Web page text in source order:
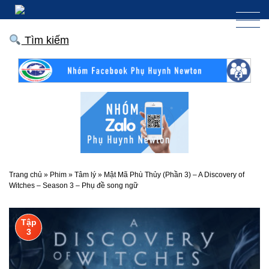
Tìm kiếm
Trang chủ » Phim » Tâm lý » Mật Mã Phù Thủy (Phần 3) – A Discovery of
Witches – Season 3 – Phụ đề song ngữ
Tập
3